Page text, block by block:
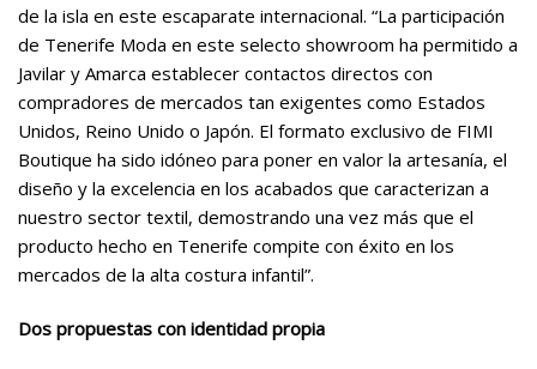
de la isla en este escaparate internacional. “La participación
de Tenerife Moda en este selecto showroom ha permitido a
Javilar y Amarca establecer contactos directos con
compradores de mercados tan exigentes como Estados
Unidos, Reino Unido o Japón. El formato exclusivo de FIMI
Boutique ha sido idóneo para poner en valor la artesanía, el
diseño y la excelencia en los acabados que caracterizan a
nuestro sector textil, demostrando una vez más que el
producto hecho en Tenerife compite con éxito en los
mercados de la alta costura infantil”.
Dos propuestas con identidad propia